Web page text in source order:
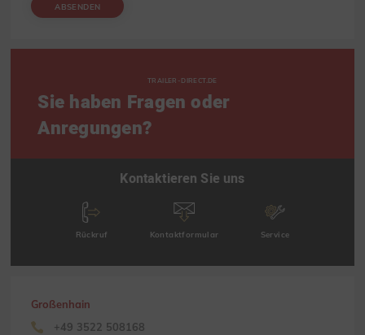
ABSENDEN
TRAILER-DIRECT.DE
Sie haben Fragen oder
Anregungen?
Kontaktieren Sie uns
Rückruf Kontaktformular Service
Großenhain
+49 3522 508168